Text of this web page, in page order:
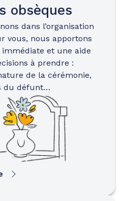
obsèques
dans l’organisation
vous, nous apportons
et une aide
à prendre :
de la cérémonie,
du défunt…